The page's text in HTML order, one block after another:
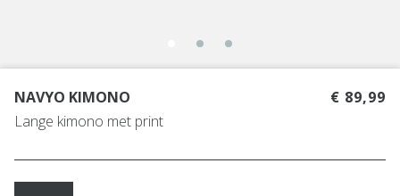
NAVYO KIMONO
Lange kimono met print
€ 89,99